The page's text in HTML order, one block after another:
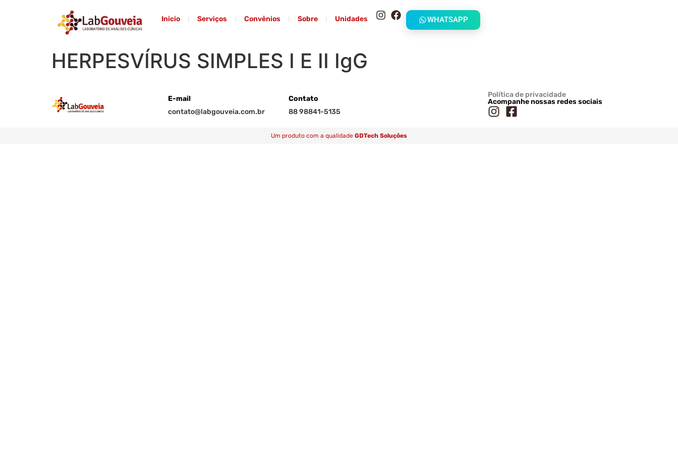
Inicio Serviços Convênios Sobre Unidades WHATSAPP
HERPESVÍRUS SIMPLES I E II IgG
E-mail
contato@labgouveia.com.br
Contato
88 98841-5135
Política de privacidade
Acompanhe nossas redes sociais
Um produto com a qualidade GDTech Soluções